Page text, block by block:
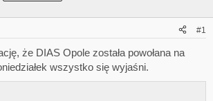
#1
że DIAS Opole została powołana na
wszystko się wyjaśni.